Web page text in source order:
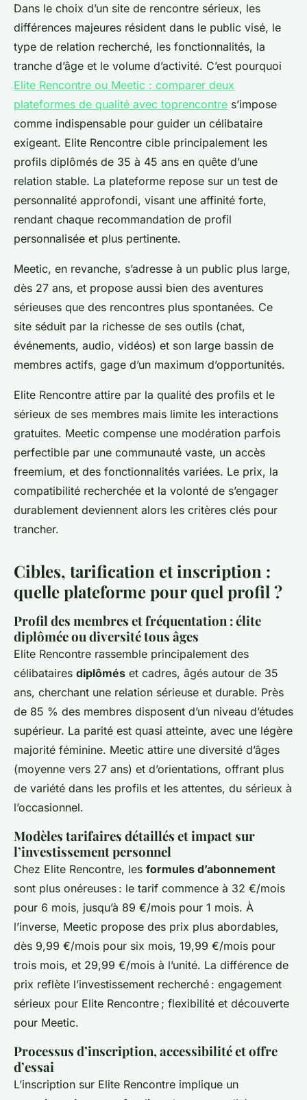
Dans le choix d’un site de rencontre sérieux, les
différences majeures résident dans le public visé, le
type de relation recherché, les fonctionnalités, la
tranche d’âge et le volume d’activité. C’est pourquoi
Elite Rencontre ou Meetic : comparer deux
plateformes de qualité avec toprencontre s’impose
comme indispensable pour guider un célibataire
exigeant. Elite Rencontre cible principalement les
profils diplômés de 35 à 45 ans en quête d’une
relation stable. La plateforme repose sur un test de
personnalité approfondi, visant une affinité forte,
rendant chaque recommandation de profil
personnalisée et plus pertinente.
Meetic, en revanche, s’adresse à un public plus large,
dès 27 ans, et propose aussi bien des aventures
sérieuses que des rencontres plus spontanées. Ce
site séduit par la richesse de ses outils (chat,
événements, audio, vidéos) et son large bassin de
membres actifs, gage d’un maximum d’opportunités.
Elite Rencontre attire par la qualité des profils et le
sérieux de ses membres mais limite les interactions
gratuites. Meetic compense une modération parfois
perfectible par une communauté vaste, un accès
freemium, et des fonctionnalités variées. Le prix, la
compatibilité recherchée et la volonté de s’engager
durablement deviennent alors les critères clés pour
trancher.
Cibles, tarification et inscription :
quelle plateforme pour quel profil ?
Profil des membres et fréquentation : élite
diplômée ou diversité tous âges
Elite Rencontre rassemble principalement des
célibataires diplômés et cadres, âgés autour de 35
ans, cherchant une relation sérieuse et durable. Près
de 85 % des membres disposent d’un niveau d’études
supérieur. La parité est quasi atteinte, avec une légère
majorité féminine. Meetic attire une diversité d’âges
(moyenne vers 27 ans) et d’orientations, offrant plus
de variété dans les profils et les attentes, du sérieux à
l’occasionnel.
Modèles tarifaires détaillés et impact sur
l’investissement personnel
Chez Elite Rencontre, les formules d’abonnement
sont plus onéreuses : le tarif commence à 32 €/mois
pour 6 mois, jusqu’à 89 €/mois pour 1 mois. À
l’inverse, Meetic propose des prix plus abordables,
dès 9,99 €/mois pour six mois, 19,99 €/mois pour
trois mois, et 29,99 €/mois à l’unité. La différence de
prix reflète l’investissement recherché : engagement
sérieux pour Elite Rencontre ; flexibilité et découverte
pour Meetic.
Processus d’inscription, accessibilité et offre
d’essai
L’inscription sur Elite Rencontre implique un